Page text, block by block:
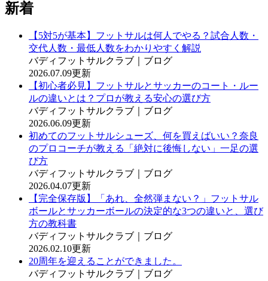
新着
【5対5が基本】フットサルは何人でやる？試合人数・
交代人数・最低人数をわかりやすく解説
バディフットサルクラブ｜ブログ
2026.07.09更新
【初心者必見】フットサルとサッカーのコート・ルー
ルの違いとは？プロが教える安心の選び方
バディフットサルクラブ｜ブログ
2026.06.09更新
初めてのフットサルシューズ、何を買えばいい？奈良
のプロコーチが教える「絶対に後悔しない」一足の選
び方
バディフットサルクラブ｜ブログ
2026.04.07更新
【完全保存版】「あれ、全然弾まない？」フットサル
ボールとサッカーボールの決定的な3つの違いと、選び
方の教科書
バディフットサルクラブ｜ブログ
2026.02.10更新
20周年を迎えることができました。
バディフットサルクラブ｜ブログ